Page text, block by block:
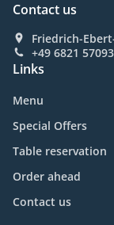
Contact us
Friedrich-
+49 6821
Links
Menu
Special Offers
Table reservation
Order ahead
Contact us